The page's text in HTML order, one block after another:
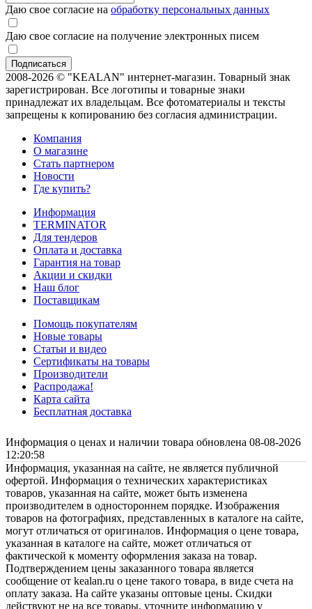
Даю свое согласие на обработку персональных данных
Даю свое согласие на получение электронных писем
2008-2026 © "KEALAN" интернет-магазин. Товарный знак
зарегистрирован. Все логотипы и товарные знаки
принадлежат их владельцам. Все фотоматериалы и тексты
запрещены к копированию без согласия администрации.
Компания
О магазине
Стать партнером
Новости
Где купить?
Информация
TERMINATOR
Для тендеров
Оплата и доставка
Гарантия на товар
Акции и скидки
Наш блог
Поставщикам
Помощь покупателям
Новые товары
Статьи и видео
Сертификаты на товары
Производители
Распродажа!
Карта сайта
Бесплатная доставка
Информация о ценах и наличии товара обновлена 08-08-2026
12:20:58
Информация, указанная на сайте, не является публичной
офертой. Информация о технических характеристиках
товаров, указанная на сайте, может быть изменена
производителем в одностороннем порядке. Изображения
товаров на фотографиях, представленных в каталоге на сайте,
могут отличаться от оригиналов. Информация о цене товара,
указанная в каталоге на сайте, может отличаться от
фактической к моменту оформления заказа на товар.
Подтверждением цены заказанного товара является
сообщение от kealan.ru о цене такого товара, в виде счета на
оплату заказа. На сайте указаны оптовые цены. Скидки
действуют не на все товары, уточните информацию у